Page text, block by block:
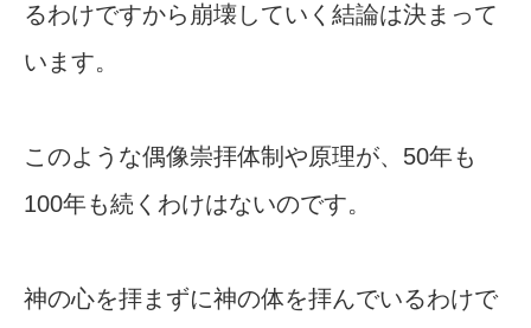
るわけですから崩壊していく結論は決まって
います。
このような偶像崇拝体制や原理が、50年も
100年も続くわけはないのです。
神の心を拝まずに神の体を拝んでいるわけで